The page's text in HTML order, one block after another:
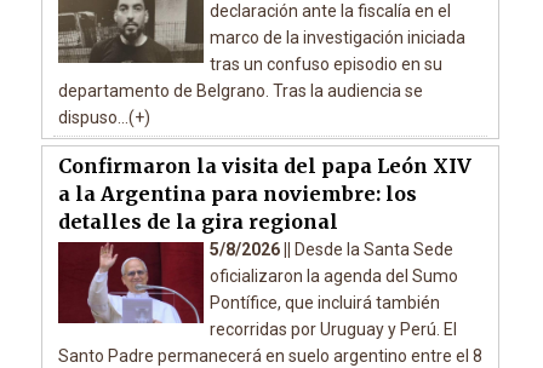
declaración ante la fiscalía en el
marco de la investigación iniciada
tras un confuso episodio en su
departamento de Belgrano. Tras la audiencia se
dispuso...(+)
Confirmaron la visita del papa León XIV
a la Argentina para noviembre: los
detalles de la gira regional
5/8/2026 ||
Desde la Santa Sede
oficializaron la agenda del Sumo
Pontífice, que incluirá también
recorridas por Uruguay y Perú. El
Santo Padre permanecerá en suelo argentino entre el 8